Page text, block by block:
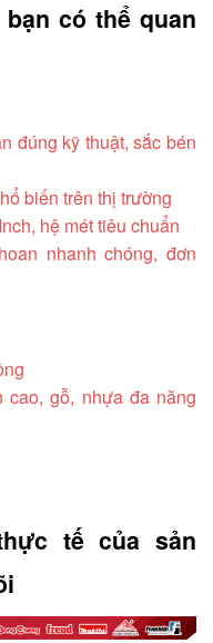
có thể quan
đúng kỹ thuật, sắc bén
biến trên thị trường
hệ mét tiêu chuẩn
nhanh chóng, đơn
cao, gỗ, nhựa đa năng
tế của sản